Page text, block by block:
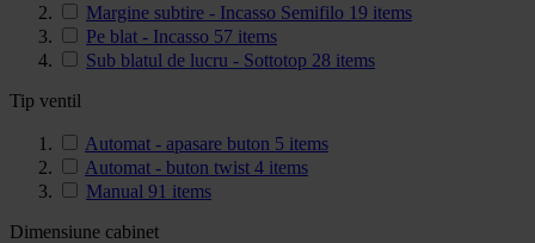
Margine subtire - Incasso Semifilo 19 items
Pe blat - Incasso 57 items
Sub blatul de lucru - Sottotop 28 items
Tip ventil
Automat - apasare buton 5 items
Automat - buton twist 4 items
Manual 91 items
Dimensiune cabinet